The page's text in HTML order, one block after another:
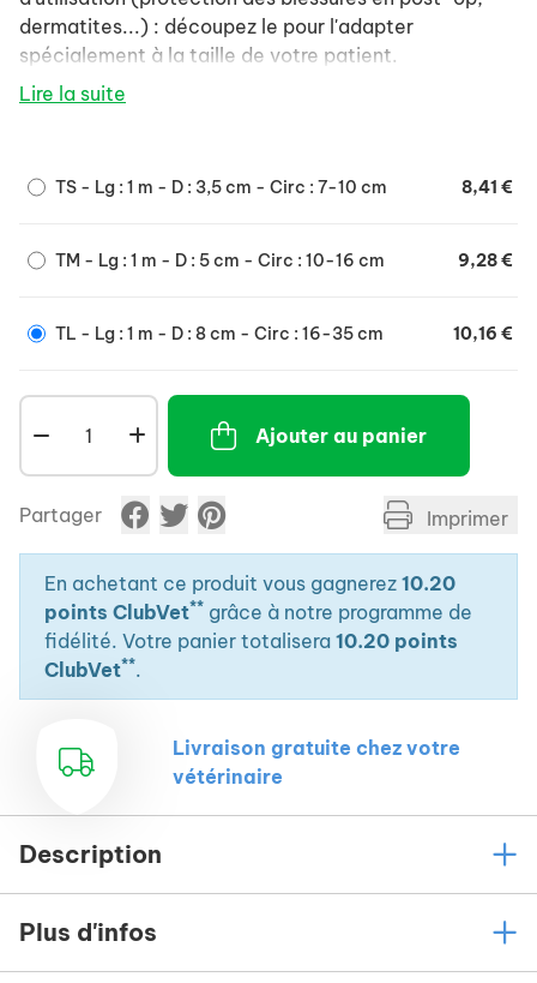
dermatites...) : découpez le pour l'adapter
spécialement à la taille de votre patient.
Son tissu ne s'effiloche pas à la découpe, sèche très
Lavable en machine à 60°C.
Lire la suite
TS - Lg : 1 m - D : 3,5 cm - Circ : 7-10 cm 8,41 €
TM - Lg : 1 m - D : 5 cm - Circ : 10-16 cm 9,28 €
TL - Lg : 1 m - D : 8 cm - Circ : 16-35 cm 10,16 €
Ajouter au panier
Partager Imprimer
En achetant ce produit vous gagnerez 10.20
points ClubVet** grâce à notre programme de
fidélité. Votre panier totalisera 10.20 points
ClubVet**.
Livraison gratuite chez votre
vétérinaire
Description
Plus d'infos